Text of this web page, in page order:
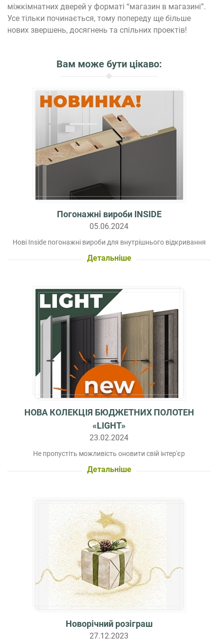
міжкімнатних дверей у форматі “магазин в магазині”.
Усе тільки починається, тому попереду ще більше
нових звершень, досягнень та спільних проектів!
Вам може бути цікаво:
Погонажні вироби INSIDE
05.06.2024
Нові Inside погонажні вироби для внутрішнього відкривання
Детальніше
НОВА КОЛЕКЦІЯ БЮДЖЕТНИХ ПОЛОТЕН
«LIGHT»
23.02.2024
Не пропустіть можливість оновити свій інтер'єр
Детальніше
Новорічний розіграш
27.12.2023